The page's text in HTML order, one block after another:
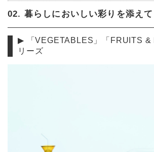
02. 暮らしにおいしい彩りを添えて
▶︎ 「VEGETABLES」「FRUITS &
リーズ